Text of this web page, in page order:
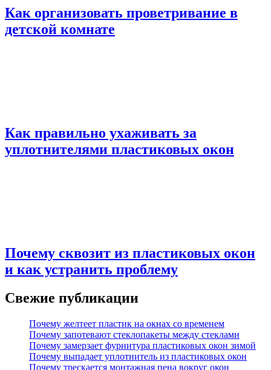
Как организовать проветривание в
детской комнате
Как правильно ухаживать за
уплотнителями пластиковых окон
Почему сквозит из пластиковых окон
и как устранить проблему
Свежие публикации
Почему желтеет пластик на окнах со временем
Почему запотевают стеклопакеты между стеклами
Почему замерзает фурнитура пластиковых окон зимой
Почему выпадает уплотнитель из пластиковых окон
Почему трескается монтажная пена вокруг окон